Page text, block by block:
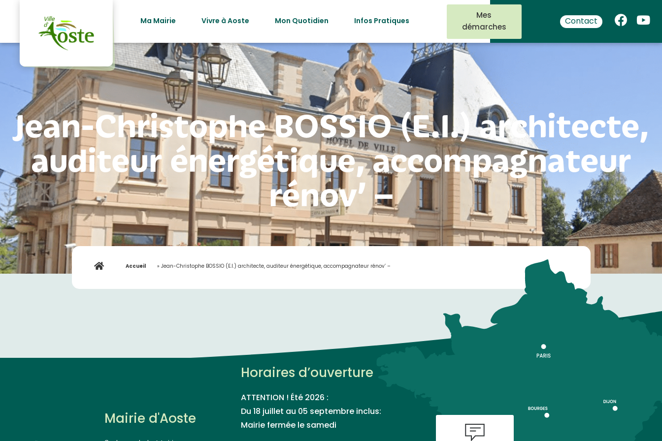
Ma Mairie
Vivre à Aoste Mon Quotidien Infos Pratiques
Mes
démarches
Contact
Jean-Christophe BOSSIO (E.I.) architecte,
auditeur énergétique, accompagnateur
rénov’ –
Accueil » Jean-Christophe BOSSIO (E.I.) architecte, auditeur énergétique, accompagnateur rénov’ –
Mairie d'Aoste
Horaires d’ouverture
ATTENTION ! Été 2026 :
Du 18 juillet au 05 septembre inclus:
Mairie fermée le samedi